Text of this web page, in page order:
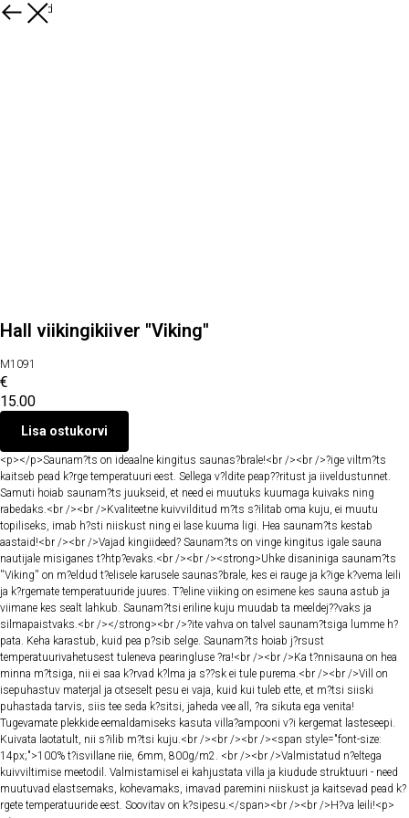
Kõik tooted
Hall viikingikiiver ''Viking''
M1091
€
15.00
Lisa ostukorvi
<p></p>Saunam?ts on ideaalne kingitus saunas?brale!<br /><br />?ige viltm?ts
kaitseb pead k?rge temperatuuri eest. Sellega v?ldite peap??ritust ja iiveldustunnet.
Samuti hoiab saunam?ts juukseid, et need ei muutuks kuumaga kuivaks ning
rabedaks.<br /><br />Kvaliteetne kuivvilditud m?ts s?ilitab oma kuju, ei muutu
topiliseks, imab h?sti niiskust ning ei lase kuuma ligi. Hea saunam?ts kestab
aastaid!<br /><br />Vajad kingiideed? Saunam?ts on vinge kingitus igale sauna
nautijale misiganes t?htp?evaks.<br /><br /><strong>Uhke disaniniga saunam?ts
''Viking'' on m?eldud t?elisele karusele saunas?brale, kes ei rauge ja k?ige k?vema leili
ja k?rgemate temperatuuride juures. T?eline viiking on esimene kes sauna astub ja
viimane kes sealt lahkub. Saunam?tsi eriline kuju muudab ta meeldej??vaks ja
silmapaistvaks.<br /></strong><br />?ite vahva on talvel saunam?tsiga lumme h?
pata. Keha karastub, kuid pea p?sib selge. Saunam?ts hoiab j?rsust
temperatuurivahetusest tuleneva pearingluse ?ra!<br /><br />Ka t?nnisauna on hea
minna m?tsiga, nii ei saa k?rvad k?lma ja s??sk ei tule purema.<br /><br />Vill on
isepuhastuv materjal ja otseselt pesu ei vaja, kuid kui tuleb ette, et m?tsi siiski
puhastada tarvis, siis tee seda k?sitsi, jaheda vee all, ?ra sikuta ega venita!
Tugevamate plekkide eemaldamiseks kasuta villa?ampooni v?i kergemat lasteseepi.
Kuivata laotatult, nii s?ilib m?tsi kuju.<br /><br /><br /><span style="font-size:
14px;">100% t?isvillane riie, 6mm, 800g/m2. <br /><br />Valmistatud n?eltega
kuivviltimise meetodil. Valmistamisel ei kahjustata villa ja kiudude struktuuri - need
muutuvad elastsemaks, kohevamaks, imavad paremini niiskust ja kaitsevad pead k?
rgete temperatuuride eest. Soovitav on k?sipesu.</span><br /><br />H?va leili!<p>